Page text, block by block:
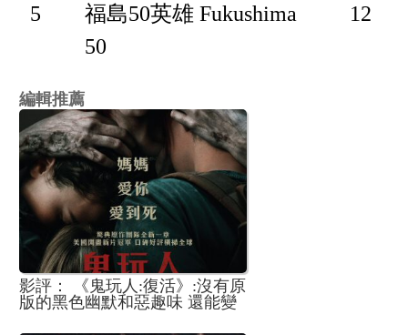
5
福島50英雄 Fukushima
50
12
編輯推薦
影評： 《鬼玩人:復活》:沒有原
版的黑色幽默和惡趣味 還能變